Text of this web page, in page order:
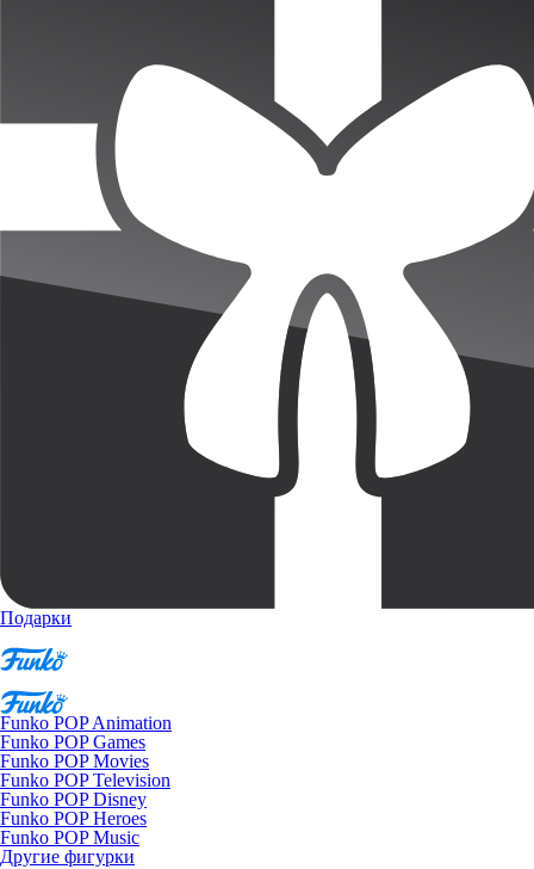
Подарки
Funko POP Animation
Funko POP Games
Funko POP Movies
Funko POP Television
Funko POP Disney
Funko POP Heroes
Funko POP Music
Другие фигурки